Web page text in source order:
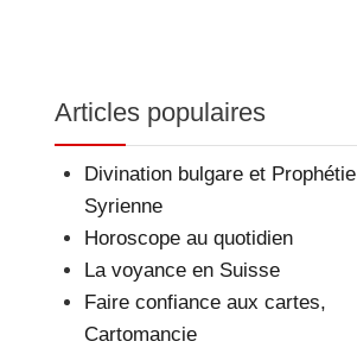
Articles populaires
Divination bulgare et Prophétie
Syrienne
Horoscope au quotidien
La voyance en Suisse
Faire confiance aux cartes,
Cartomancie